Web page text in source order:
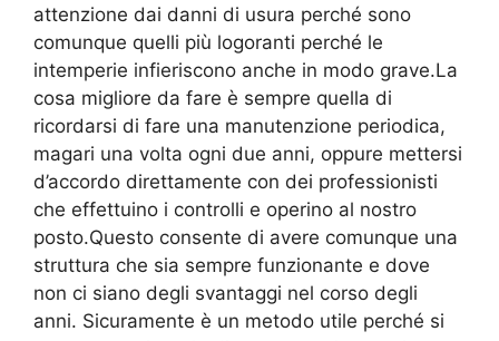
attenzione dai danni di usura perché sono
comunque quelli più logoranti perché le
intemperie infieriscono anche in modo grave.La
cosa migliore da fare è sempre quella di
ricordarsi di fare una manutenzione periodica,
magari una volta ogni due anni, oppure mettersi
d’accordo direttamente con dei professionisti
che effettuino i controlli e operino al nostro
posto.Questo consente di avere comunque una
struttura che sia sempre funzionante e dove
non ci siano degli svantaggi nel corso degli
anni. Sicuramente è un metodo utile perché si